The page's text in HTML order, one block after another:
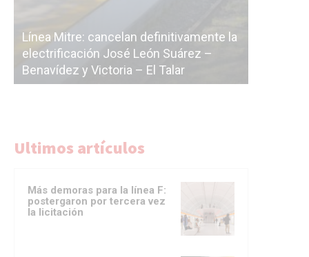
la
La Ciudad vuelve a postergar la
licitación de la línea F
Ultimos artículos
Más demoras para la línea F:
postergaron por tercera vez
la licitación